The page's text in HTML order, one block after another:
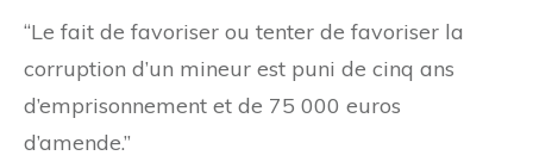
“Le fait de favoriser ou tenter de favoriser la
corruption d’un mineur est puni de cinq ans
d’emprisonnement et de 75 000 euros
d’amende.”